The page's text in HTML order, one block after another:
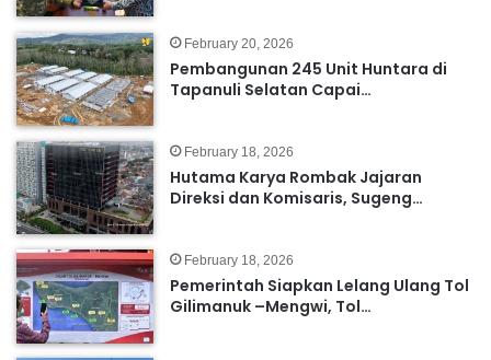
February 20, 2026
Pembangunan 245 Unit Huntara di
Tapanuli Selatan Capai…
February 18, 2026
Hutama Karya Rombak Jajaran
Direksi dan Komisaris, Sugeng…
February 18, 2026
Pemerintah Siapkan Lelang Ulang Tol
Gilimanuk –Mengwi, Tol…